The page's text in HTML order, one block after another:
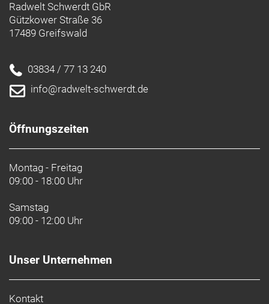
Radwelt Schwerdt GbR
Gützkower Straße 36
17489 Greifswald
03834 / 77 13 240
info@radwelt-schwerdt.de
Öffnungszeiten
Montag - Freitag
09:00 - 18:00 Uhr
Samstag
09:00 - 12:00 Uhr
Unser Unternehmen
Kontakt